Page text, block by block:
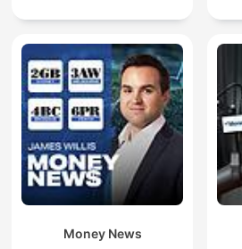
Money News